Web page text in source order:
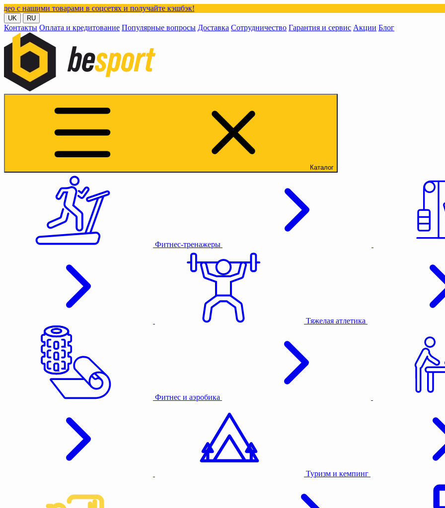
товарами в соцсетях и получайте кэшбэк!
UK RU
Контакты Оплата и кредитование Популярные вопросы Доставка Сотрудничество Гарантия и сервис Акции Блог
Каталог
Фитнес-тренажеры
Тяжелая атлетика
Фитнес и аэробика
Туризм и кемпинг